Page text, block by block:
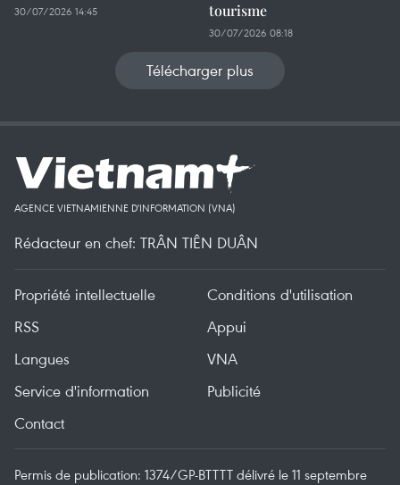
30/07/2026 14:45
tourisme
30/07/2026 08:18
Télécharger plus
AGENCE VIETNAMIENNE D'INFORMATION (VNA)
Rédacteur en chef: TRÂN TIÊN DUÂN
Propriété intellectuelle
Conditions d'utilisation
RSS
Appui
Langues
VNA
Service d'information
Publicité
Contact
Permis de publication: 1374/GP-BTTTT délivré le 11 septembre